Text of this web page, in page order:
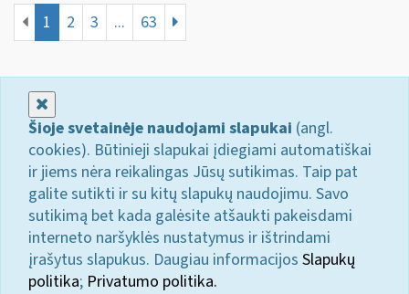
1 2 3 ... 63
Šioje svetainėje naudojami slapukai (angl.
cookies). Būtinieji slapukai įdiegiami automatiškai
ir jiems nėra reikalingas Jūsų sutikimas. Taip pat
galite sutikti ir su kitų slapukų naudojimu. Savo
sutikimą bet kada galėsite atšaukti pakeisdami
interneto naršyklės nustatymus ir ištrindami
įrašytus slapukus. Daugiau informacijos Slapukų
politika; Privatumo politika.